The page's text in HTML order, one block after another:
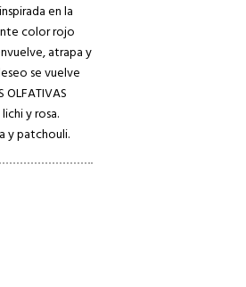
en la
color rojo
atrapa y
se vuelve
y rosa.
y patchouli.